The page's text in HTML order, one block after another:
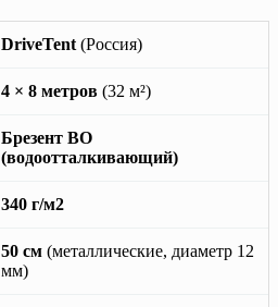
DriveTent (Россия)
4 × 8 метров (32 м²)
Брезент ВО
(водоотталкивающий)
340 г/м2
50 см (металлические, диаметр 12
мм)